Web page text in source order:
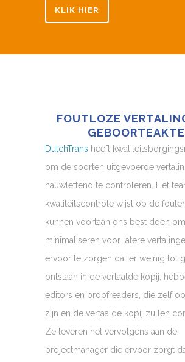
KLIK HIER
FOUTLOZE
GEBOORTEAKTE
DutchTrans heeft
om de soorten uitgevoerde
nauwlettend te controleren. Het
kwaliteitscontrole wijst op de
kunnen voortaan ons best doen
minimaliseren voor latere
ervoor te zorgen dat er weinig tot
ontstaan in de vertaalde kopij,
editors en proofreaders, die zelf
zijn en de vertaalde kopij zullen
Ze leveren het vervolgens aan de
projectmanager die ervoor zorgt